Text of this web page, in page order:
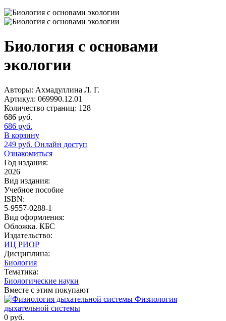
Биология с основами
экологии
Авторы: Ахмадуллина Л. Г.
Артикул: 069990.12.01
Количество страниц: 128
686 руб.
686 руб.
В корзину
249 руб. Онлайн доступ
Ознакомиться
Год издания:
2026
Вид издания:
Учебное пособие
ISBN:
5-9557-0288-1
Вид оформления:
Обложка. КБС
Издательство:
ИЦ РИОР
Дисциплина:
Биология
Тематика:
Биологические науки
Вместе с этим покупают
Физиология
дыхательной системы
0 руб.